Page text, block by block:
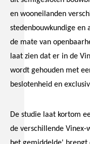
en wooneilanden
stedenbouwkundige en
de mate van
laat zien dat er in de
wordt gehouden met
beslotenheid en
De studie laat kortom
de verschillende